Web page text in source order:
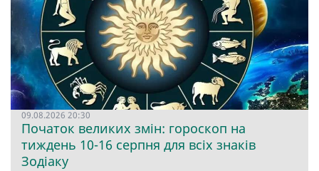
09.08.2026 20:30
Початок великих змін: гороскоп на
тиждень 10-16 серпня для всіх знаків
Зодіаку